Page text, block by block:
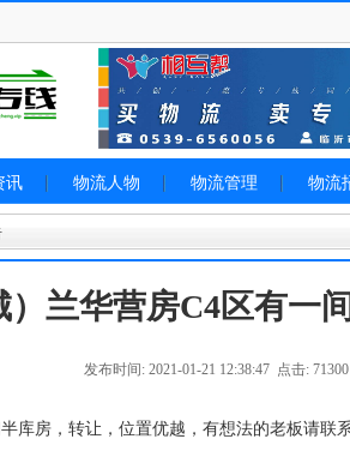
讯 物流人物 物流管理 物流
）兰华营房C4区有一
发布时间: 2021-01-21 12:38:47 点击: 71300
库房，转让，位置优越，有想法的老板请联